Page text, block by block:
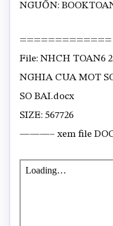
NGUỒN:
=============
File: NHCH TOAN6
NGHIA CUA MOT
SO BAI.docx
SIZE: 567726
———– xem file